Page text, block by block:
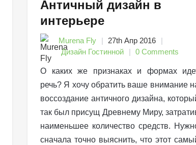
Античный дизайн в
интерьере
Murena Fly
27th Апр 2016
Дизайн Гостинной
0 Comments
О каких же признаках и формах
речь? Я хочу обратить ваше внимание
воссоздание античного дизайна,
так был присущ Древнему Миру,
наименьшее количество средств.
сначала точно выяснить, что этот